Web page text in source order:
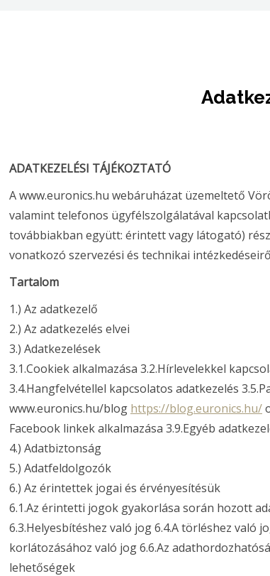
ADATKEZELÉSI TÁJÉKOZTATÓ
A www.euronics.hu webáruházat üzemeltető
valamint telefonos ügyfélszolgálatával
továbbiakban együtt: érintett vagy látogató)
vonatkozó szervezési és technikai
Tartalom
1.) Az adatkezelő
2.) Az adatkezelés elvei
3.) Adatkezelések
3.1.Cookiek alkalmazása 3.2.Hírlevelekkel
3.4.Hangfelvétellel kapcsolatos adatkezelés
www.euronics.hu/blog https://blog.euronics.hu/
Facebook linkek alkalmazása 3.9.Egyéb
4.) Adatbiztonság
5.) Adatfeldolgozók
6.) Az érintettek jogai és érvényesítésük
6.1.Az érintetti jogok gyakorlása során hozott
6.3.Helyesbítéshez való jog 6.4.A törléshez való
korlátozásához való jog 6.6.Az
lehetőségek